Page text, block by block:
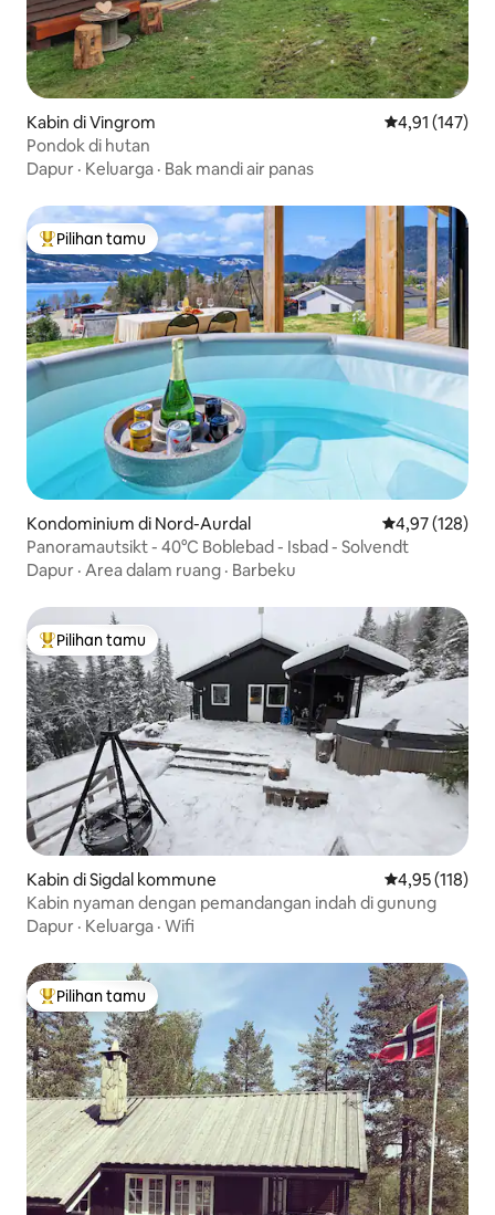
Kabin di Vingrom Nilai rata-rata
4,91 (147)
Pondok di hutan
Dapur · Keluarga · Bak mandi air panas
Pilihan tamu terpopuler
Pilihan tamu
Kondominium di Nord-Aurdal Nilai rata-rata
4,97 (128)
Panoramautsikt - 40°C Boblebad - Isbad - Solvendt
Dapur · Area dalam ruang · Barbeku
Pilihan tamu terpopuler
Pilihan tamu
Kabin di Sigdal kommune Nilai rata-rata
4,95 (118)
Kabin nyaman dengan pemandangan indah di gunung
Dapur · Keluarga · Wifi
Pilihan tamu terpopuler
Pilihan tamu